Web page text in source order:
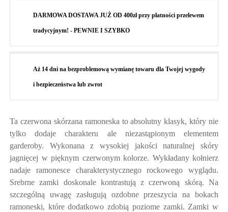
DARMOWA DOSTAWA JUŻ OD 400zł przy płatności przelewem
tradycyjnym! - PEWNIE I SZYBKO
Aż 14 dni na bezproblemową wymianę towaru dla Twojej wygody
i bezpieczeństwa lub zwrot
Ta czerwona skórzana ramoneska to absolutny klasyk, który nie
tylko dodaje charakteru ale niezastąpionym elementem
garderoby. Wykonana z wysokiej jakości naturalnej skóry
jagnięcej w pięknym czerwonym kolorze. Wykładany kołnierz
nadaje ramonesce charakterystycznego rockowego wyglądu.
Srebrne zamki doskonale kontrastują z czerwoną skórą. Na
szczególną uwagę zasługują ozdobne przeszycia na bokach
ramoneski, które dodatkowo zdobią poziome zamki. Zamki w